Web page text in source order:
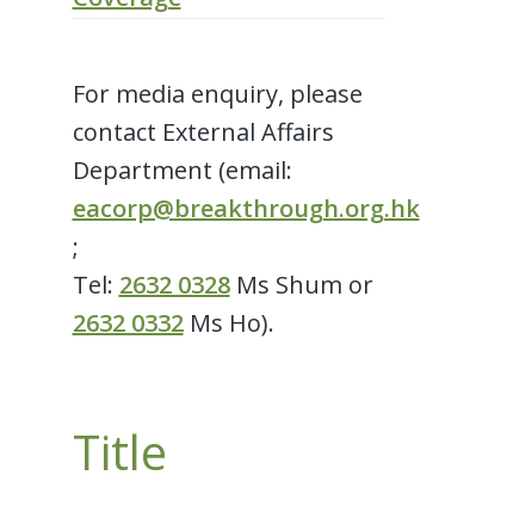
For media enquiry, please
contact External Affairs
Department (email:
eacorp@breakthrough.org.hk
;
Tel: 2632 0328Ms Shum or
2632 0332Ms Ho).
Title